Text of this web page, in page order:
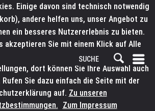
ERSATZTEILE
Einige davon sind technisch notwendig
andere helfen uns, unser Angebot zu
ein besseres Nutzererlebnis zu bieten.
akzeptieren Sie mit einem Klick auf Alle
Informationen finden Sie in den
dort können Sie Ihre Auswahl auch
Sie dazu einfach die Seite mit der
auf. Zu unseren
Zum Impressum